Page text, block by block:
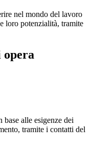
nel mondo del lavoro
loro potenzialità, tramite
alle esigenze dei
tramite i contatti del